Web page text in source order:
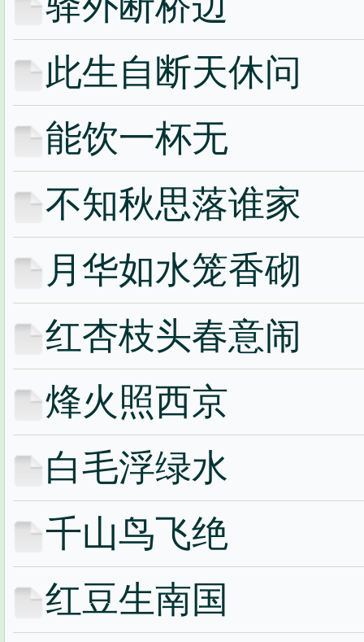
此生自断天休问
能饮一杯无
不知秋思落谁家
月华如水笼香砌
红杏枝头春意闹
烽火照西京
白毛浮绿水
千山鸟飞绝
红豆生南国